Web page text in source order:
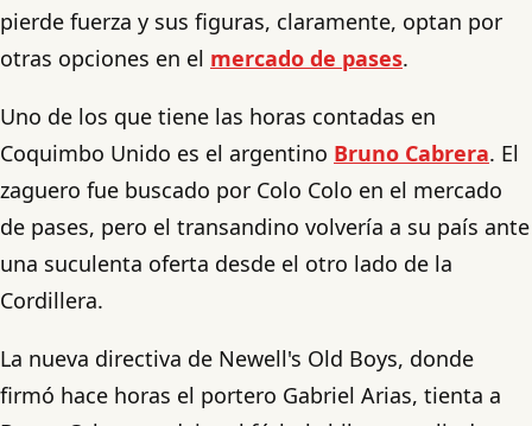
pierde fuerza y sus figuras, claramente, optan por
otras opciones en el mercado de pases.
Uno de los que tiene las horas contadas en
Coquimbo Unido es el argentino Bruno Cabrera. El
zaguero fue buscado por Colo Colo en el mercado
de pases, pero el transandino volvería a su país ante
una suculenta oferta desde el otro lado de la
Cordillera.
La nueva directiva de Newell's Old Boys, donde
firmó hace horas el portero Gabriel Arias, tienta a